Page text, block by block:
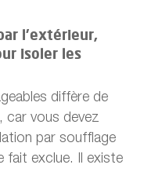
l’extérieur,
isoler les
diffère de
, car vous devez
par soufflage
fait exclue. Il existe